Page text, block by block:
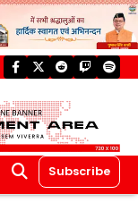
facebook
twitterreddittwitch
Subscribe